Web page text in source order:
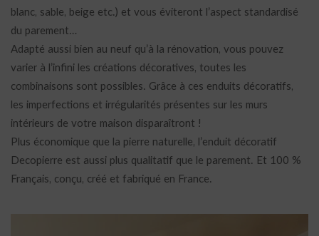
blanc, sable, beige etc.) et vous éviteront l’aspect standardisé
du parement…
Adapté aussi bien au neuf qu’à la rénovation, vous pouvez
varier à l’infini les créations décoratives, toutes les
combinaisons sont possibles. Grâce à ces enduits décoratifs,
les imperfections et irrégularités présentes sur les murs
intérieurs de votre maison disparaîtront !
Plus économique que la pierre naturelle, l’enduit décoratif
Decopierre est aussi plus qualitatif que le parement. Et 100 %
Français, conçu, créé et fabriqué en France.